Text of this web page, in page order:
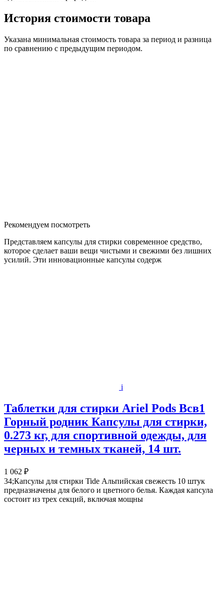
История стоимости товара
Указана минимальная стоимость товара за период и разница
по сравнению с предыдущим периодом.
Рекомендуем посмотреть
Представляем капсулы для стирки современное средство,
которое сделает ваши вещи чистыми и свежими без лишних
усилий. Эти инновационные капсулы содерж
i
Таблетки для стирки Ariel Pods Всв1
Горный родник Капсулы для стирки,
0.273 кг, для спортивной одежды, для
черных и темных тканей, 14 шт.
1 062 ₽
34;Капсулы для стирки Tide Альпийская свежесть 10 штук
предназначены для белого и цветного белья. Каждая капсула
состоит из трех секций, включая мощны